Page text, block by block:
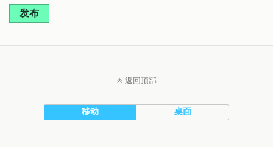
发布
返回顶部
移动 桌面